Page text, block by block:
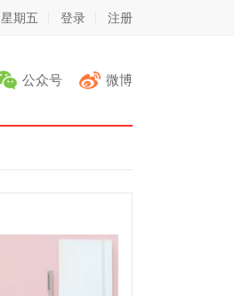
星期五 登录 注册
公众号 微博